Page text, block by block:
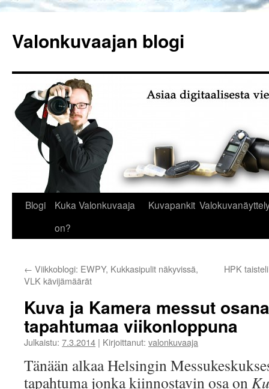
Valonkuvaajan blogi
Blogi
Kuka Valonkuvaaja
on?
Kuvapankit
← Viikkoblogi: EWPY, Kukkasipulit näkyvissä,
VLK kävijämäärät
HPK
Kuva ja Kamera messut
tapahtumaa viikonloppuna
Julkaistu: 7.3.2014 | Kirjoittanut: valonkuvaaja
Tänään alkaa Helsingin
tapahtuma jonka kiinnostavin osa on